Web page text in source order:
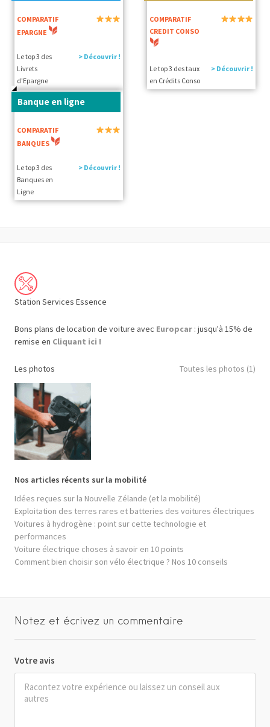
COMPARATIF
EPARGNE
Le top 3 des
Livrets
d'Epargne
> Découvrir !
COMPARATIF
CREDIT CONSO
Le top 3 des taux
en Crédits Conso
> Découvrir !
Banque en ligne
COMPARATIF
BANQUES
Le top 3 des
Banques en
Ligne
> Découvrir !
Station Services Essence
Bons plans de location de voiture avec Europcar : jusqu'à 15% de
remise en Cliquant ici !
Les photos Toutes les photos (1)
Nos articles récents sur la mobilité
Idées reçues sur la Nouvelle Zélande (et la mobilité)
Exploitation des terres rares et batteries des voitures électriques
Voitures à hydrogène : point sur cette technologie et
performances
Voiture électrique choses à savoir en 10 points
Comment bien choisir son vélo électrique ? Nos 10 conseils
Notez et écrivez un commentaire
Votre avis